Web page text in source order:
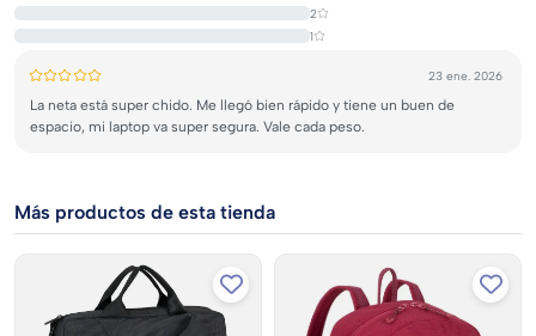
Color: GRIS
Garantía: 3 meses por defectos de fábrica
EAN / GTIN: 4260403572962
2
1
23 ene. 2026
La neta está super chido. Me llegó bien rápido y tiene un buen de
espacio, mi laptop va super segura. Vale cada peso.
Más productos de esta tienda